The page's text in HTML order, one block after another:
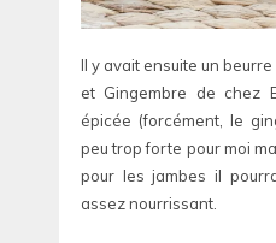
Il y avait ensuite un
et Gingembre de chez
épicée (forcément, le
peu trop forte pour moi
pour les jambes il
assez nourrissant.